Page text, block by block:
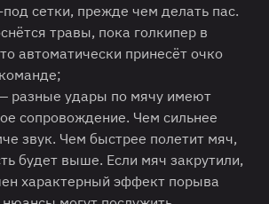
сетки, прежде чем делать пас.
травы, пока голкипер в
автоматически принесёт очко
разные удары по мячу имеют
сопровождение. Чем сильнее
звук. Чем быстрее полетит мяч,
будет выше. Если мяч закрутили,
характерный эффект порыва